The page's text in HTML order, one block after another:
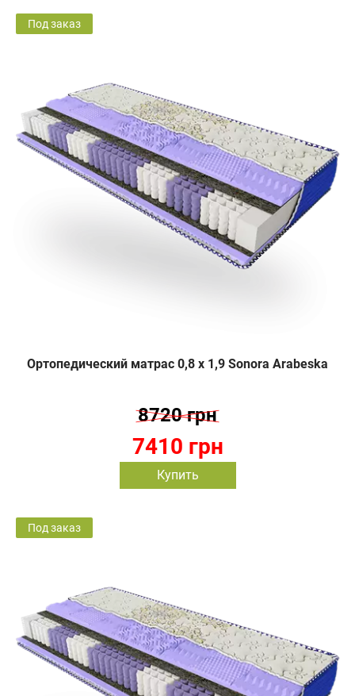
Под заказ
Ортопедический матрас 0,8 х 1,9 Sonora Arabeska
7410 грн
8720 грн
Купить
Под заказ